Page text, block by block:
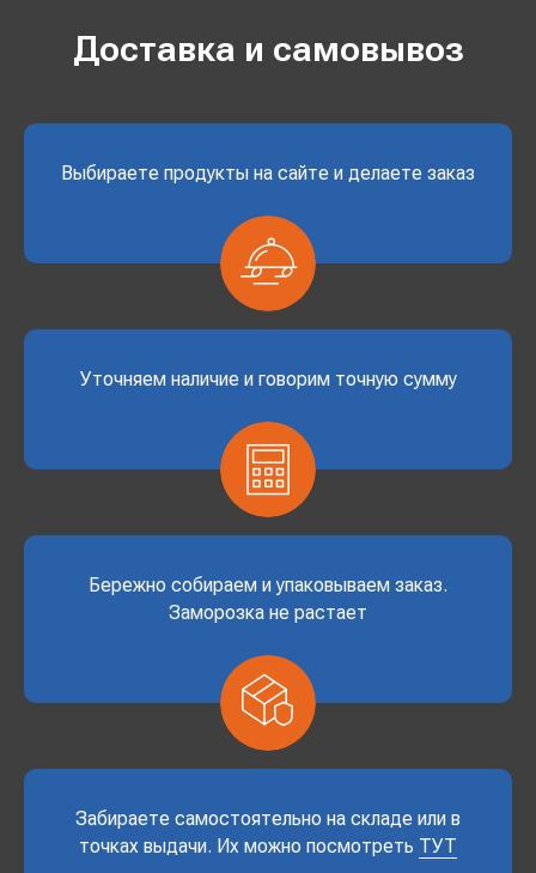
Доставка и самовывоз
Выбираете продукты на сайте и делаете заказ
Уточняем наличие и говорим точную сумму
Бережно собираем и упаковываем заказ.
Заморозка не растает
Забираете самостоятельно на складе или в
точках выдачи. Их можно посмотреть ТУТ